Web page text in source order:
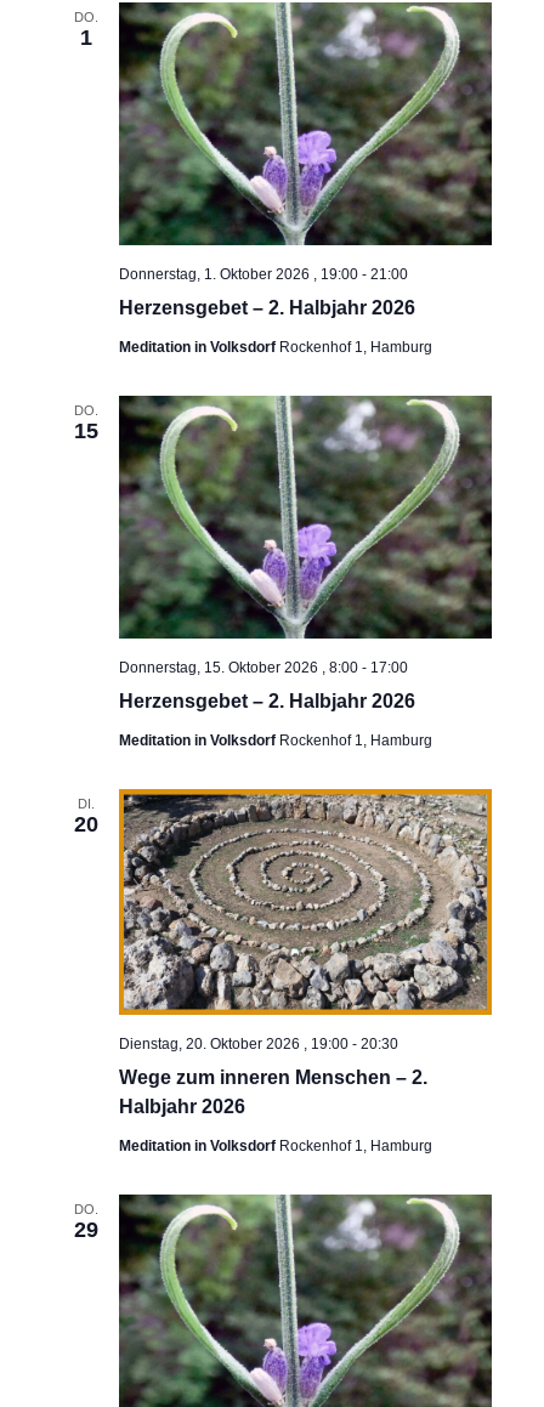
DO.
1
Herzensgebet – 2. Halbjahr 2026
Donnerstag, 1. Oktober 2026 , 19:00- 21:00
Meditation in Volksdorf Rockenhof 1, Hamburg
DO.
15
Herzensgebet – 2. Halbjahr 2026
Donnerstag, 15. Oktober 2026 , 8:00- 17:00
Meditation in Volksdorf Rockenhof 1, Hamburg
DI.
20
Wege zum inneren Menschen – 2.
Halbjahr 2026
Dienstag, 20. Oktober 2026 , 19:00- 20:30
Meditation in Volksdorf Rockenhof 1, Hamburg
DO.
29